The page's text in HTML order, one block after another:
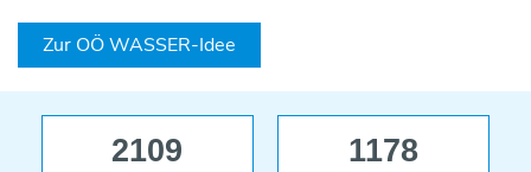
Wahlergebnisse
Fremdüberwachung von
Eigenüberwachung von
Zur OÖ WASSER-Idee
2109 1178